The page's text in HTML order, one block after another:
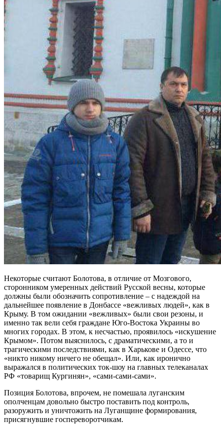
Некоторые считают Болотова, в отличие от Мозгового,
сторонником умеренных действий Русской весны, которые
должны были обозначить сопротивление – с надеждой на
дальнейшее появление в Донбассе «вежливых людей», как в
Крыму. В том ожидании «вежливых» были свои резоны, и
именно так вели себя граждане Юго-Востока Украины во
многих городах. В этом, к несчастью, проявилось «искушение
Крымом». Потом выяснилось, с драматическими, а то и
трагическими последствиями, как в Харькове и Одессе, что
«никто никому ничего не обещал». Или, как иронично
выражался в политических ток-шоу на главных телеканалах
РФ «товарищ Кургинян», «сами-сами-сами».
Позиция Болотова, впрочем, не помешала луганским
ополченцам довольно быстро поставить под контроль,
разоружить и уничтожить на Луганщине формирования,
присягнувшие госпереворотчикам.